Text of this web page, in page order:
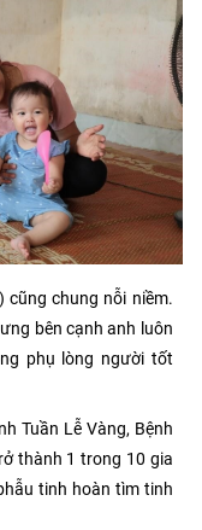
cũng chung nỗi niềm.
bên cạnh anh luôn
phụ lòng người tốt
Tuần Lễ Vàng, Bệnh
thành 1 trong 10 gia
tinh hoàn tìm tinh